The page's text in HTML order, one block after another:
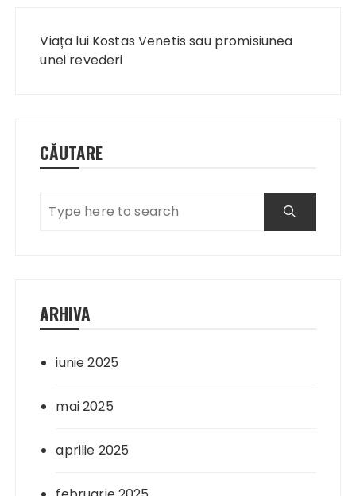
articole
Viața lui Kostas Venetis sau promisiunea
unei revederi
CĂUTARE
ARHIVA
iunie 2025
mai 2025
aprilie 2025